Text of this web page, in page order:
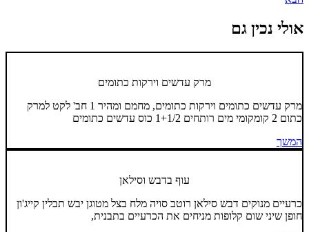
אולי נכין גם
מרק עדשים וירקות כתומים
מרק עדשים כתומים וירקות כתומים, מחמם ומהיר 1 חב' לקט למרק
כתום 2 קומקומי מים רותחים 1+1/2 כוס עדשים כתומים
המשך
עוף בדבש וסילאן
כרעיים מנוקים דבש סילאן רוטב סויה מלח בצל מטוגן יבש תבלין קייג'ון
חופן שיני שום קלופות מניחים את הכרעיים בתבנית,